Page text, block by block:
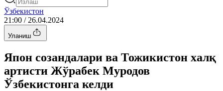
Ўзбекистон
21:00 / 26.04.2024
Уланиш
Япон созандалари ва Тожикистон халқ
артисти Жўрабек Муродов
Ўзбекистонга келди